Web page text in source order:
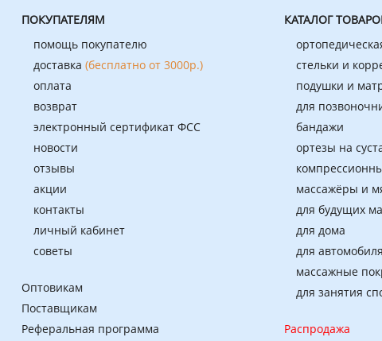
ПОКУПАТЕЛЯМ
помощь покупателю
доставка (бесплатно от 3000р.)
оплата
возврат
электронный сертификат ФСС
новости
отзывы
акции
контакты
личный кабинет
советы
Оптовикам
Поставщикам
Реферальная программа
КАТАЛОГ
стельки и
подушки и
для
бандажи
ортезы на
массажёры и
для будущих
для дома
для автомобиля
массажные
для занятия
Распродажа